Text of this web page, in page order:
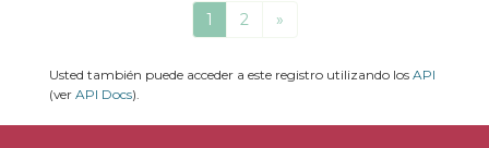
1 2 »
Usted también puede acceder a este registro utilizando los API
(ver API Docs).